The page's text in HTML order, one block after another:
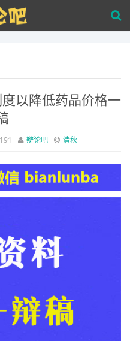
以降低药品价格一
辩论吧 清秋